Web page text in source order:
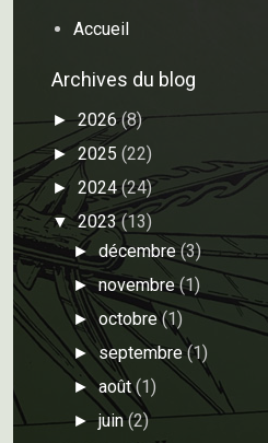
Accueil
Archives du blog
►2026(8)
►2025 (22)
► 2024(24)
▼2023(13)
►décembre(3)
►novembre(1)
►octobre(1)
►septembre(1)
►août(1)
►juin(2)